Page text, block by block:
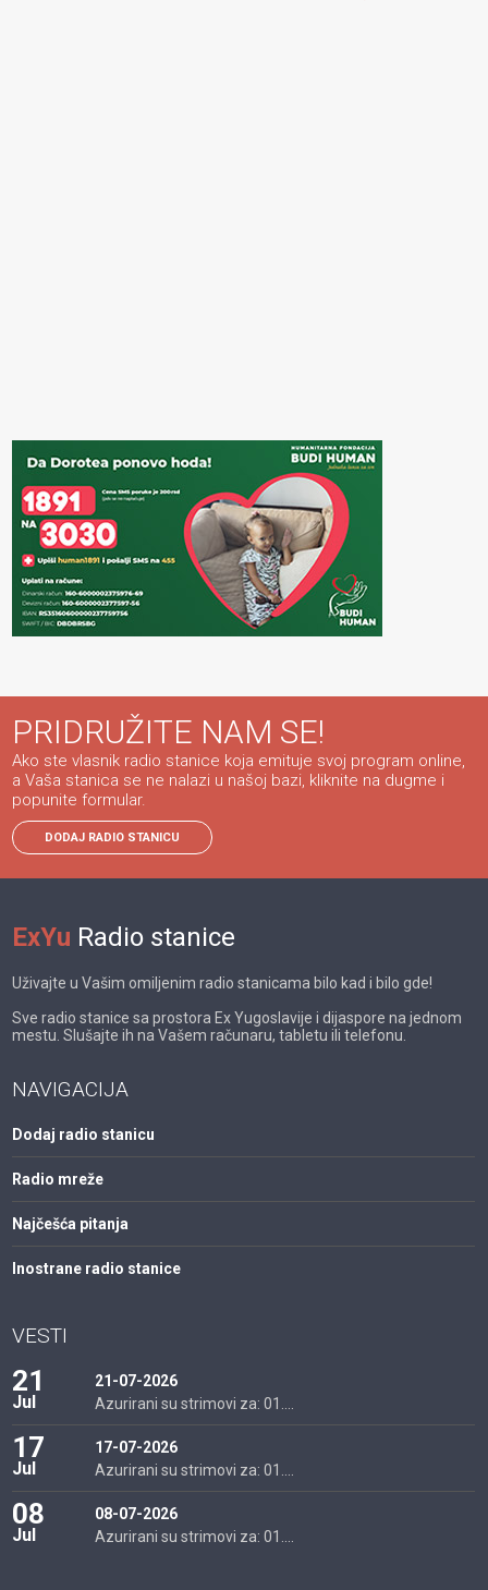
PRIDRUŽITE NAM SE!
Ako ste vlasnik radio stanice koja emituje svoj program online,
a Vaša stanica se ne nalazi u našoj bazi, kliknite na dugme i
popunite formular.
DODAJ RADIO STANICU
ExYu Radio stanice
Uživajte u Vašim omiljenim radio stanicama bilo kad i bilo gde!
Sve radio stanice sa prostora Ex Yugoslavije i dijaspore na jednom
mestu. Slušajte ih na Vašem računaru, tabletu ili telefonu.
NAVIGACIJA
Dodaj radio stanicu
Radio mreže
Najčešća pitanja
Inostrane radio stanice
VESTI
21
Jul
21-07-2026
Azurirani su strimovi za: 01....
17
Jul
17-07-2026
Azurirani su strimovi za: 01....
08
Jul
08-07-2026
Azurirani su strimovi za: 01....